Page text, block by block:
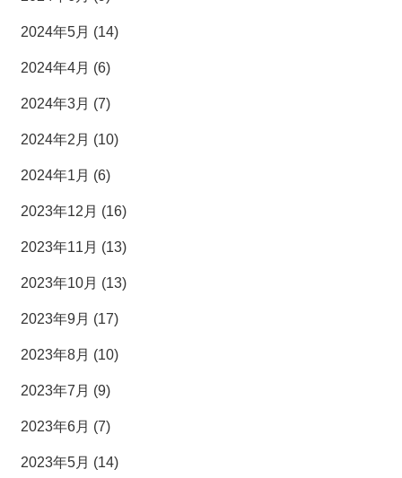
2024年5月 (14)
2024年4月 (6)
2024年3月 (7)
2024年2月 (10)
2024年1月 (6)
2023年12月 (16)
2023年11月 (13)
2023年10月 (13)
2023年9月 (17)
2023年8月 (10)
2023年7月 (9)
2023年6月 (7)
2023年5月 (14)